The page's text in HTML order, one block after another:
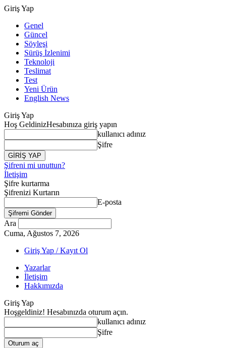
Giriş Yap
Genel
Güncel
Söyleşi
Sürüş İzlenimi
Teknoloji
Teslimat
Test
Yeni Ürün
English News
Giriş Yap
Hoş GeldinizHesabınıza giriş yapın
kullanıcı adınız
Şifre
Şifreni mi unuttun?
İletişim
Şifre kurtarma
Şifrenizi Kurtarın
E-posta
Ara
Cuma, Ağustos 7, 2026
Giriş Yap / Kayıt Ol
Yazarlar
İletişim
Hakkımızda
Giriş Yap
Hoşgeldiniz! Hesabınızda oturum açın.
kullanıcı adınız
Şifre